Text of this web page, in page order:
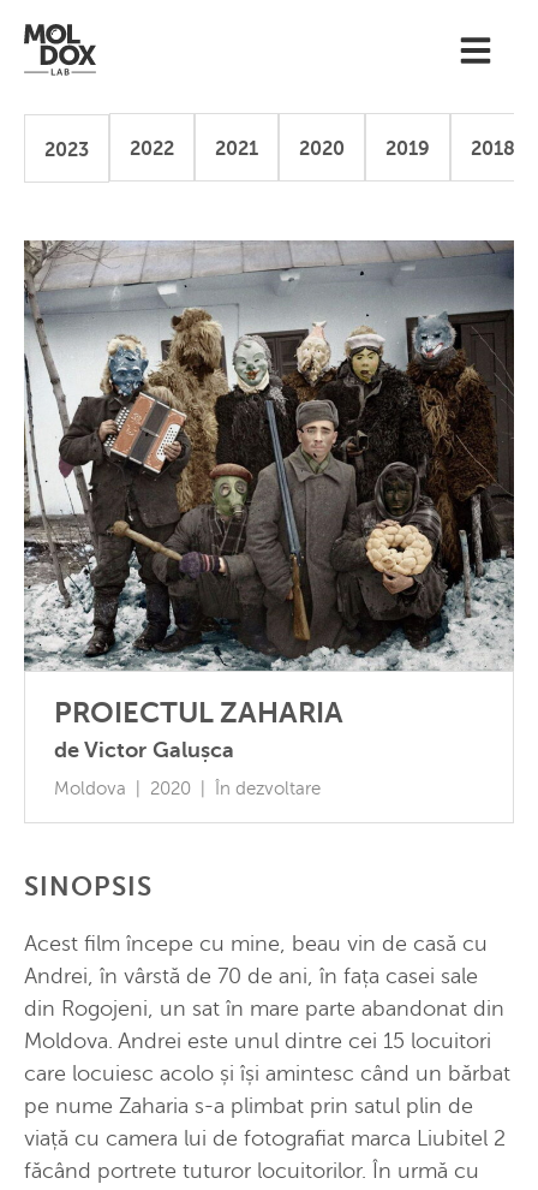
2023 2022 2021 2020 2019 2018
PROIECTUL ZAHARIA
de Victor Galușca
Moldova | 2020 | În dezvoltare
SINOPSIS
Acest film începe cu mine, beau vin de casă cu
Andrei, în vârstă de 70 de ani, în fața casei sale
din Rogojeni, un sat în mare parte abandonat din
Moldova. Andrei este unul dintre cei 15 locuitori
care locuiesc acolo și își amintesc când un bărbat
pe nume Zaharia s-a plimbat prin satul plin de
viață cu camera lui de fotografiat marca Liubitel 2
făcând portrete tuturor locuitorilor. În urmă cu